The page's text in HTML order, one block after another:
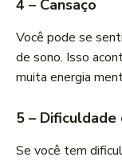
4 – Cansaço
Você pode se
de sono. Isso
muita energia
5 –
Se você tem